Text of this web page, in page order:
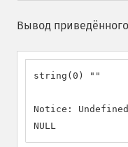
Вывод
string(0) ""
Notice:
NULL